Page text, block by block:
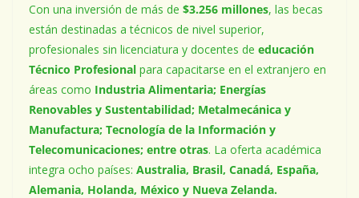
Con una inversión de más de $3.256 millones, las becas
están destinadas a técnicos de nivel superior,
profesionales sin licenciatura y docentes de educación
Técnico Profesional para capacitarse en el extranjero en
áreas como Industria Alimentaria; Energías
Renovables y Sustentabilidad; Metalmecánica y
Manufactura; Tecnología de la Información y
Telecomunicaciones; entre otras. La oferta académica
integra ocho países: Australia, Brasil, Canadá, España,
Alemania, Holanda, México y Nueva Zelanda.